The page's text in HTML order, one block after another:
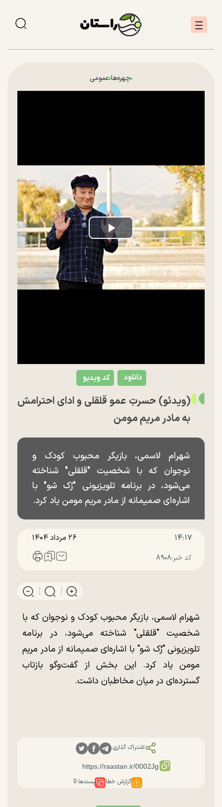
چهره‌هاعمومی
Play
Video
کد ویدیو دانلود
(ویدئو) حسرتِ عمو قلقلی و ادای احترامش
به مادر مریم مومن
شهرام لاسمی، بازیگر محبوب کودک و
نوجوان که با شخصیت "قلقلی" شناخته
می‌شود، در برنامه تلویزیونی "رُک شو" با
اشاره‌ای صمیمانه از مادر مریم مومن یاد کرد.
۱۴:۱۷ ۲۶ مرداد ۱۴۰۴
کد خبر:۸۹۰۸
شهرام لاسمی، بازیگر محبوب کودک و نوجوان که با
شخصیت "قلقلی" شناخته می‌شود، در برنامه
تلویزیونی "رُک شو" با اشاره‌ای صمیمانه از مادر مریم
مومن یاد کرد. این بخش از گفت‌وگو بازتاب
گسترده‌ای در میان مخاطبان داشت.
اشتراک گذاری:
گزارش خطا پسندها:0